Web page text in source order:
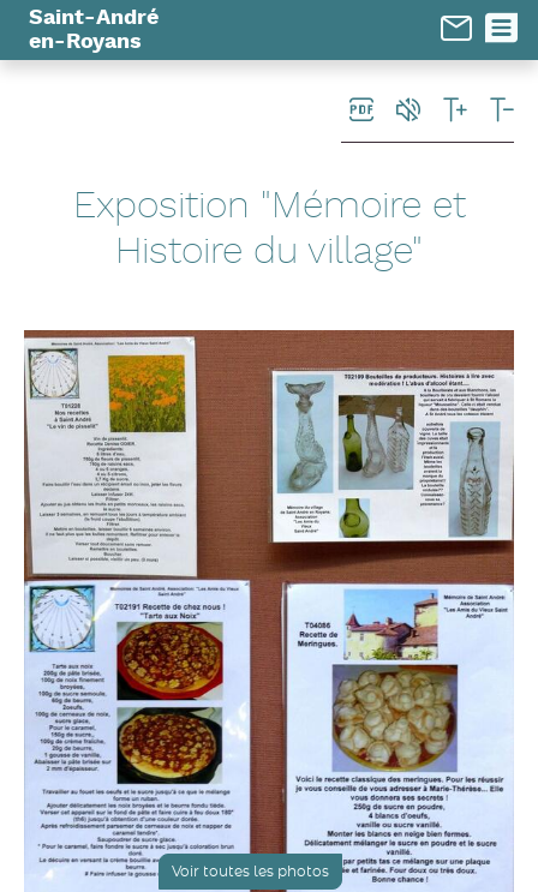
Saint-André
en-Royans
Exposition "Mémoire et
Histoire du village"
Voir toutes les photos
Panneau de gestion des cookies